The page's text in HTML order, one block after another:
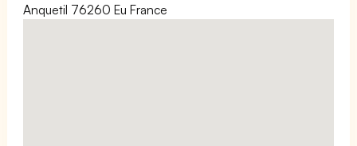
Anquetil 76260 Eu France